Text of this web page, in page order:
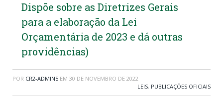
Dispõe sobre as Diretrizes Gerais
para a elaboração da Lei
Orçamentária de 2023 e dá outras
providências)
POR CR2-ADMIN5 EM 30 DE NOVEMBRO DE 2022
LEIS, PUBLICAÇÕES OFICIAIS